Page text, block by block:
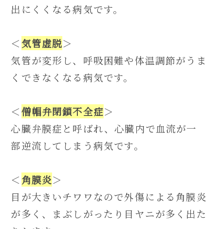
出にくくなる病気です。
＜ 気管虚脱＞
気管が変形し、呼吸困難や体温調節がうま
くできなくなる病気です。
＜僧帽弁閉鎖不全症＞
心臓弁膜症と呼ばれ、心臓内で血流が一
部逆流してしまう病気です。
＜ 角膜炎＞
目が大きいチワワなので外傷による角膜炎
が多く、まぶしがったり目ヤニが多く出た